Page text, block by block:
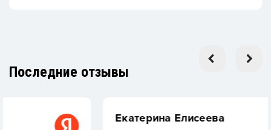
Последние отзывы
Екатерина Елисеева